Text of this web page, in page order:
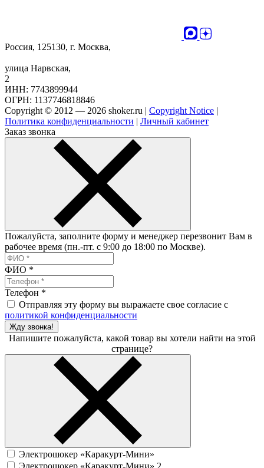
Россия, 125130, г. Москва,
улица Нарвская,
2
ИНН: 7743899944
ОГРН: 1137746818846
Copyright © 2012 — 2026 shoker.ru | Copyright Notice |
Политика конфиденциальности | Личный кабинет
Заказ звонка
Пожалуйста, заполните форму и менеджер перезвонит Вам в
рабочее время (пн.-пт. с 9:00 до 18:00 по Москве).
ФИО *
Телефон *
Отправляя эту форму вы выражаете свое согласие с
политикой конфиденциальности
Жду звонка!
Напишите пожалуйста, какой товар вы хотели найти на этой
странице?
Электрошокер «Каракурт-Мини»